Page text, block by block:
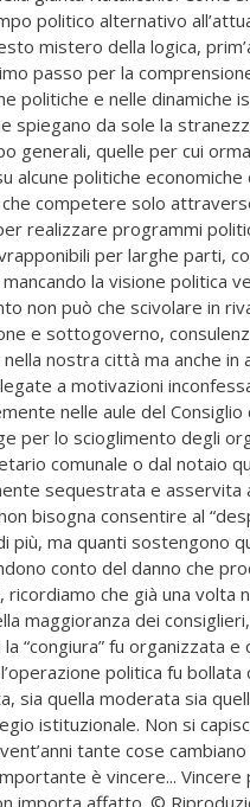
politico alternativo
mistero della logica,
passo per la
politiche e nelle dinamiche
spiegano da sole la
generali, quelle per cui
alcune politiche
competere solo
realizzare programmi
per larghe parti,
la visione politica
non può che scivolare in
e sottogoverno,
nostra città ma anche
a motivazioni
nelle aule del Consiglio
per lo scioglimento degli
comunale o dal notaio
sequestrata e asservita
bisogna consentire al
più, ma quanti sostengono
conto del danno che
che già una volta
maggioranza dei
la “congiura” fu organizzata
politica fu
sia quella moderata sia
istituzionale. Non si
tante cose
è vincere... Vincere
importa affatto. ©